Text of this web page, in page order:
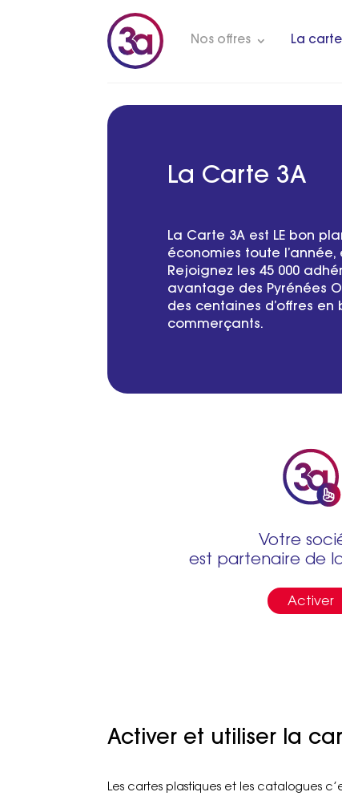
Nos offres La carte
La Carte 3A
La Carte 3A est LE bon
économies toute
Rejoignez les 45 000
avantage des Pyrénées
des centaines d’offres
commerçants.
Votre
est partenaire de
Activer
Activer et utiliser la
Les cartes plastiques et les catalogues